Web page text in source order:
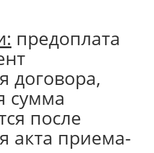
предоплата
договора,
сумма
после
акта приема-